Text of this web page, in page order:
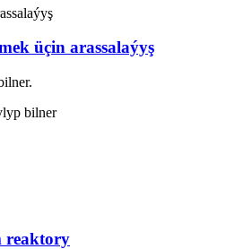
üçin arassalaýyş
bilner
reaktory